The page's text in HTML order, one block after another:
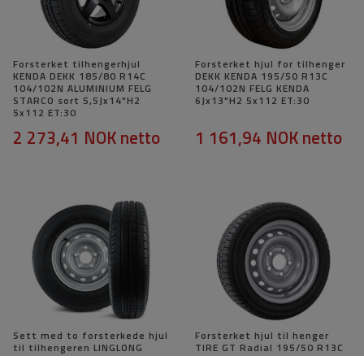
Forsterket tilhengerhjul
KENDA DEKK 185/80 R14C
104/102N ALUMINIUM FELG
STARCO sort 5,5Jx14"H2
5x112 ET:30
2 273,41 NOKnetto
Forsterket hjul for tilhenger
DEKK KENDA 195/50 R13C
104/102N FELG KENDA
6Jx13"H2 5x112 ET:30
1 161,94 NOKnetto
Sett med to forsterkede hjul
til tilhengeren LINGLONG
Forsterket hjul til henger
TIRE GT Radial 195/50 R13C